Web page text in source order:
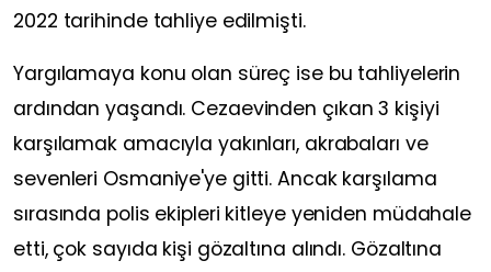
2022 tarihinde tahliye edilmişti.
Yargılamaya konu olan süreç ise bu tahliyelerin
ardından yaşandı. Cezaevinden çıkan 3 kişiyi
karşılamak amacıyla yakınları, akrabaları ve
sevenleri Osmaniye'ye gitti. Ancak karşılama
sırasında polis ekipleri kitleye yeniden müdahale
etti, çok sayıda kişi gözaltına alındı. Gözaltına